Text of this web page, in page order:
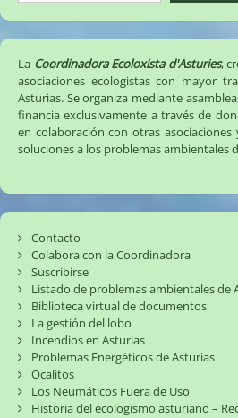
La Coordinadora Ecoloxista d'Asturies,
asociaciones ecologistas con mayor
Asturias. Se organiza mediante
financia exclusivamente a través de
en colaboración con otras
soluciones a los problemas ambientales
Contacto
Colabora con la Coordinadora
Suscribirse
Listado de problemas ambientales de
Biblioteca virtual de documentos
La gestión del lobo
Incendios en Asturias
Problemas Energéticos de Asturias
Ocalitos
Los Neumáticos Fuera de Uso
Historia del ecologismo asturiano –